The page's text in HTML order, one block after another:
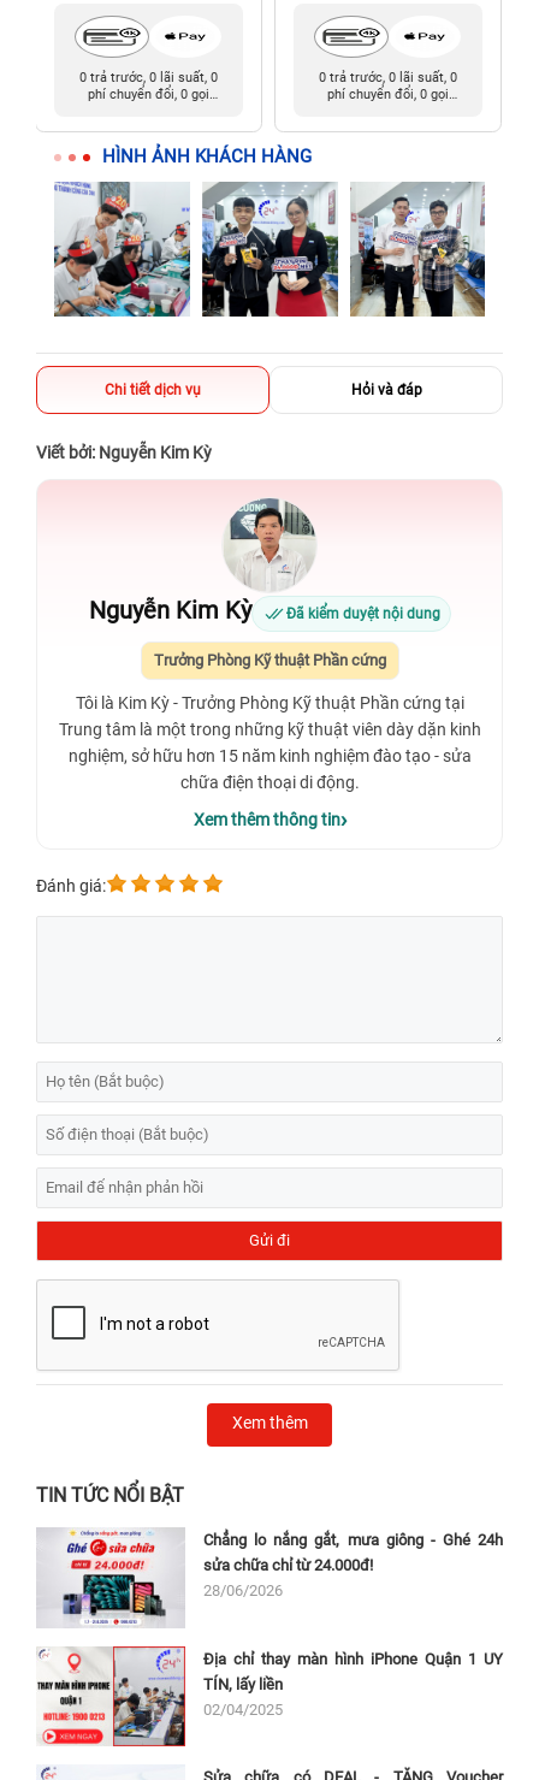
0 trả trước, 0 lãi suất, 0
phí chuyển đổi, 0 gọi
0 trả trước, 0 lãi suất, 0
phí chuyển đổi, 0 gọi
HÌNH ẢNH KHÁCH HÀNG
Chi tiết dịch vụ Hỏi và đáp
Viết bởi: Nguyễn Kim Kỳ
Nguyễn Kim Kỳ Đã kiểm duyệt nội dung
Trưởng Phòng Kỹ thuật Phần cứng
Tôi là Kim Kỳ - Trưởng Phòng Kỹ thuật Phần cứng tại
Trung tâm là một trong những kỹ thuật viên dày dặn kinh
nghiệm, sở hữu hơn 15 năm kinh nghiệm đào tạo - sửa
chữa điện thoại di động.
Xem thêm thông tin
Đánh giá:
Xem thêm
TIN TỨC NỔI BẬT
Chẳng lo nắng gắt, mưa giông - Ghé 24h
sửa chữa chỉ từ 24.000đ!
28/06/2026
Địa chỉ thay màn hình iPhone Quận 1 UY
TÍN, lấy liền
02/04/2025